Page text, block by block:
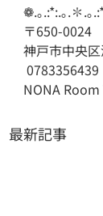
❁.｡.:*:.｡.✽.｡
〒650-0024
神戸市中央
0783356439
NONA
最新記事